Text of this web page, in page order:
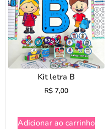
Kit letra B
R$ 7,00
Adicionar ao carrinho